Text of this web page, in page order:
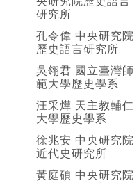
研究所
孔令偉 中央研究院
歷史語言研究所
吳翎君 國立臺灣師
範大學歷史學系
汪采燁 天主教輔仁
大學歷史學系
徐兆安 中央研究院
近代史研究所
黃庭碩 中央研究院